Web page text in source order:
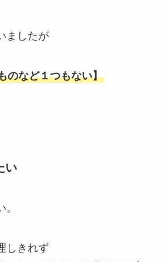
ましたが
のなど１つもない】
い
しきれず